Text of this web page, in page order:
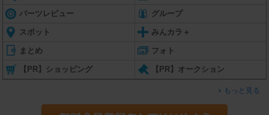
パーツレビュー グループ
スポット みんカラ＋
まとめ フォト
【PR】ショッピング 【PR】オークション
もっと見る